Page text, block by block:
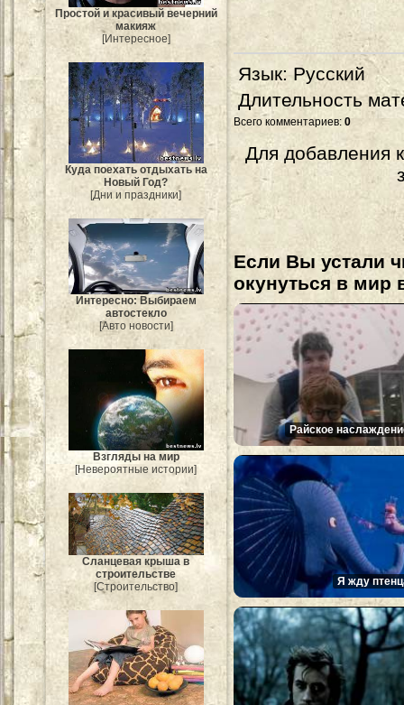
Простой и красивый вечерний
макияж
[Интересное]
Куда поехать отдыхать на
Новый Год?
[Дни и праздники]
Интересно: Выбираем
автостекло
[Авто новости]
Взгляды на мир
[Невероятные истории]
Сланцевая крыша в
строительстве
[Строительство]
Язык: Русский
Длительность
Всего комментариев: 0
Для добавления
Если Вы устали
окунуться в мир
Райское
Я жду